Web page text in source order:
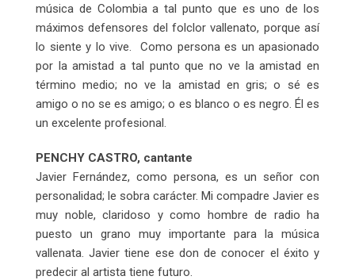
música de Colombia a tal punto que es uno de los
máximos defensores del folclor vallenato, porque así
lo siente y lo vive. Como persona es un apasionado
por la amistad a tal punto que no ve la amistad en
término medio; no ve la amistad en gris; o sé es
amigo o no se es amigo; o es blanco o es negro. Él es
un excelente profesional.
PENCHY CASTRO, cantante
Javier Fernández, como persona, es un señor con
personalidad; le sobra carácter. Mi compadre Javier es
muy noble, claridoso y como hombre de radio ha
puesto un grano muy importante para la música
vallenata. Javier tiene ese don de conocer el éxito y
predecir al artista tiene futuro.